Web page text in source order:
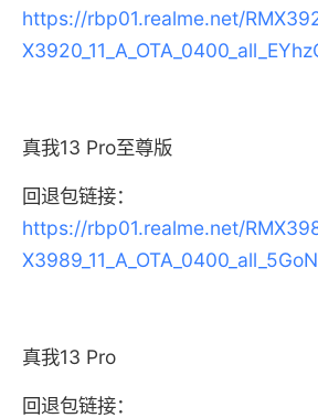
https://rbp01.realme.net/
真我13 Pro至尊版
回退包链接：
https://rbp01.realme.net/
真我13 Pro
回退包链接：